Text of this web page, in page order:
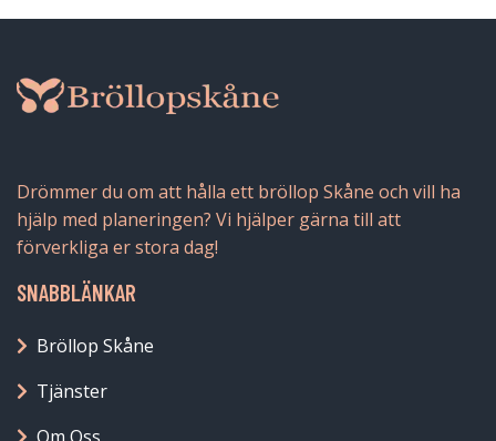
Drömmer du om att hålla ett bröllop Skåne och vill ha
hjälp med planeringen? Vi hjälper gärna till att
förverkliga er stora dag!
SNABBLÄNKAR
Bröllop Skåne
Tjänster